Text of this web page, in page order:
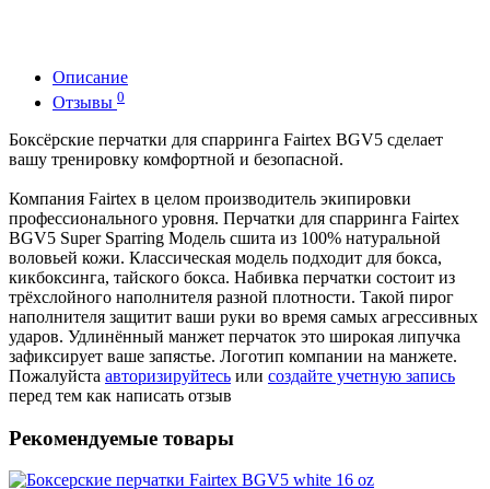
Описание
Отзывы 0
Боксёрские перчатки для спарринга Fairtex BGV5 сделает
вашу тренировку комфортной и безопасной.
Компания Fairtex в целом производитель экипировки
профессионального уровня. Перчатки для спарринга Fairtex
BGV5 Super Sparring Модель сшита из 100% натуральной
воловьей кожи. Классическая модель подходит для бокса,
кикбоксинга, тайского бокса. Набивка перчатки состоит из
трёхслойного наполнителя разной плотности. Такой пирог
наполнителя защитит ваши руки во время самых агрессивных
ударов. Удлинённый манжет перчаток это широкая липучка
зафиксирует ваше запястье. Логотип компании на манжете.
Пожалуйста авторизируйтесь или создайте учетную запись
перед тем как написать отзыв
Рекомендуемые товары